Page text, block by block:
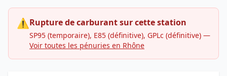
⚠Rupture de carburant sur cette station
SP95 (temporaire), E85 (définitive), GPLc (définitive) —
Voir toutes les pénuries en Rhône